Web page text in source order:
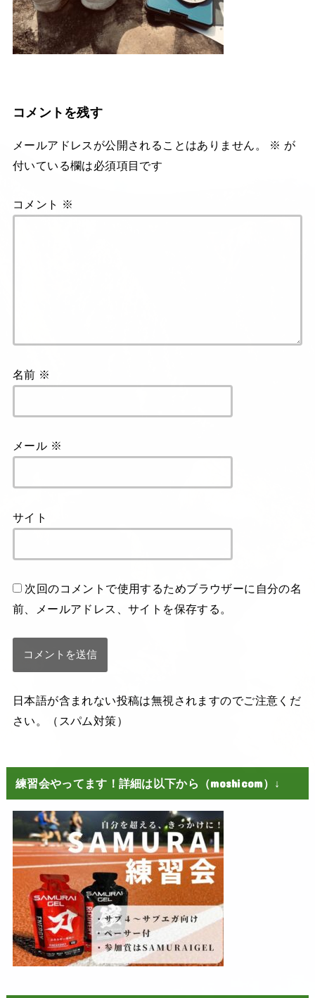
コメントを残す
メールアドレスが公開されることはありません。 ※ が
付いている欄は必須項目です
コメント ※
名前 ※
メール ※
サイト
次回のコメントで使用するためブラウザーに自分の名
前、メールアドレス、サイトを保存する。
日本語が含まれない投稿は無視されますのでご注意くだ
さい。（スパム対策）
練習会やってます！詳細は以下から（moshicom）↓